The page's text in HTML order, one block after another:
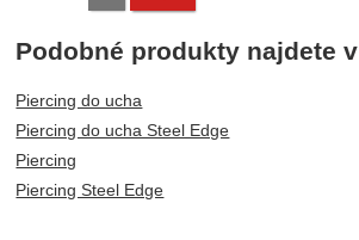
Podobné produkty najdete v
Piercing do ucha
Piercing do ucha Steel Edge
Piercing
Piercing Steel Edge